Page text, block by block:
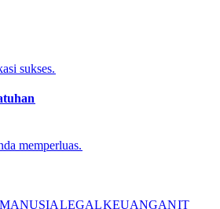
sukses.​​
memperluas.​​
LEGAL​​KEUANGAN​​IT​​